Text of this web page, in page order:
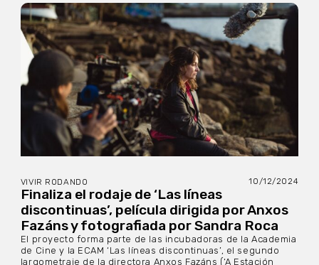
VIVIR RODANDO 10/12/2024
Finaliza el rodaje de ‘Las líneas
discontinuas’, película dirigida por Anxos
Fazáns y fotografiada por Sandra Roca
El proyecto forma parte de las incubadoras de la Academia
de Cine y la ECAM ‘Las líneas discontinuas’, el segundo
largometraje de la directora Anxos Fazáns (‘A Estación